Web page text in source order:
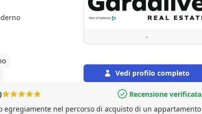
-
Vedi profilo completo
Recensione verificata
egregiamente nel percorso di acquisto di un appartamento